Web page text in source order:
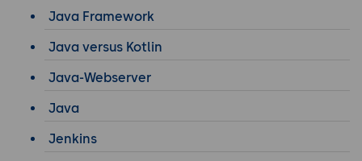
Java Framework
Java versus Kotlin
Java-Webserver
Java
Jenkins